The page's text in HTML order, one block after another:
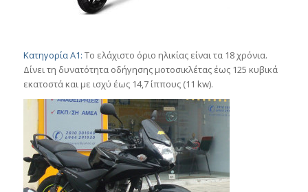
Κατηγορία Α1: Το ελάχιστο όριο ηλικίας είναι τα 18 χρόνια.
Δίνει τη δυνατότητα οδήγησης μοτοσικλέτας έως 125 κυβικά
εκατοστά και με ισχύ έως 14,7 ίππους (11 kw).